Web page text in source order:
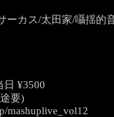
ーカス/太田家/囁揺的
¥3500
要)
mashuplive_vol12